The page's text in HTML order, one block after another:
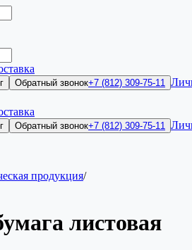
Обратный звонок+7 (812) 309-75-11
Обратный звонок+7 (812) 309-75-11
продукция/
листовая